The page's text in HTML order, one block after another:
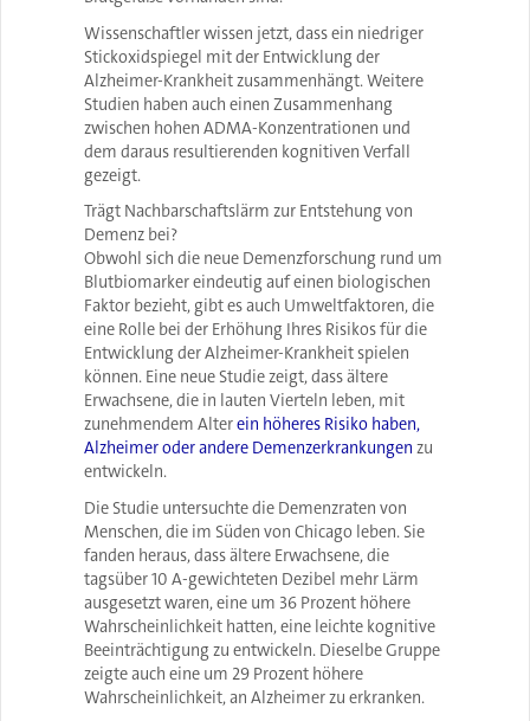
Wissenschaftler wissen jetzt, dass ein niedriger
Stickoxidspiegel mit der Entwicklung der
Alzheimer-Krankheit zusammenhängt. Weitere
Studien haben auch einen Zusammenhang
zwischen hohen ADMA-Konzentrationen und
dem daraus resultierenden kognitiven Verfall
gezeigt.
Trägt Nachbarschaftslärm zur Entstehung von
Demenz bei?
Obwohl sich die neue Demenzforschung rund um
Blutbiomarker eindeutig auf einen biologischen
Faktor bezieht, gibt es auch Umweltfaktoren, die
eine Rolle bei der Erhöhung Ihres Risikos für die
Entwicklung der Alzheimer-Krankheit spielen
können. Eine neue Studie zeigt, dass ältere
Erwachsene, die in lauten Vierteln leben, mit
zunehmendem Alterein höheres Risiko haben,
Alzheimer oder andere Demenzerkrankungen zu
entwickeln.
Die Studie untersuchte die Demenzraten von
Menschen, die im Süden von Chicago leben. Sie
fanden heraus, dass ältere Erwachsene, die
tagsüber 10 A-gewichteten Dezibel mehr Lärm
ausgesetzt waren, eine um 36 Prozent höhere
Wahrscheinlichkeit hatten, eine leichte kognitive
Beeinträchtigung zu entwickeln. Dieselbe Gruppe
zeigte auch eine um 29 Prozent höhere
Wahrscheinlichkeit, an Alzheimer zu erkranken.